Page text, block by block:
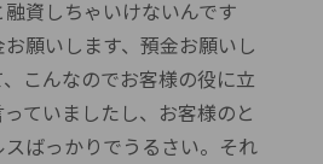
資しちゃいけないんです
願いします、預金お願いし
こんなのでお客様の役に立
ていましたし、お客様のと
ばっかりでうるさい。それ